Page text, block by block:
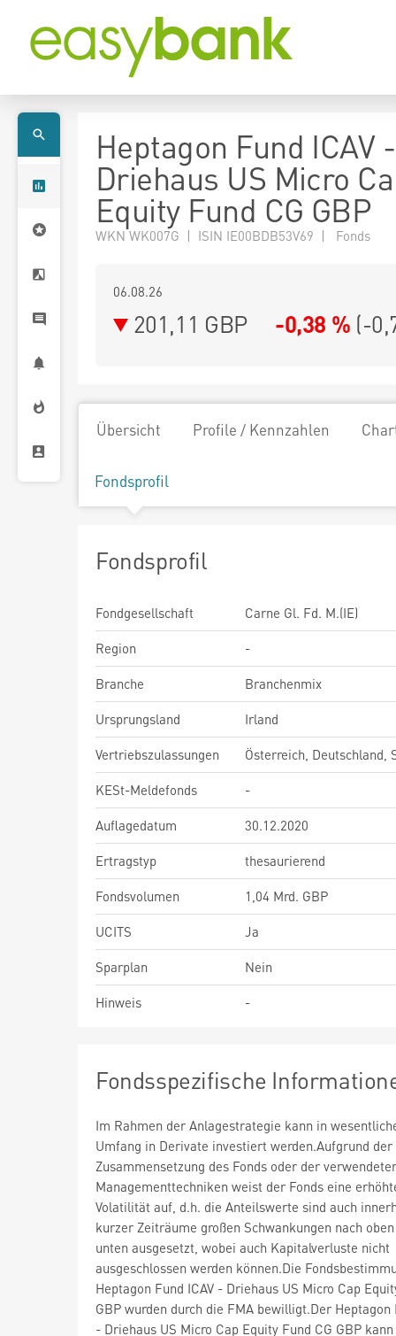
Heptagon Fund ICAV -
Driehaus US Micro
Equity Fund CG GBP
WKN WK007G | ISIN IE00BDB53V69 | Fonds
06.08.26
201,11 GBP -0,38 % (-
Übersicht Profile / Kennzahlen
Fondsprofil
Fondsprofil
Fondgesellschaft
Carne Gl. Fd. M.(IE)
Region
-
Branche
Branchenmix
Ursprungsland
Irland
Vertriebszulassungen
Österreich, Deutschland,
KESt-Meldefonds
-
Auflagedatum
30.12.2020
Ertragstyp
thesaurierend
Fondsvolumen
1,04 Mrd. GBP
UCITS
Ja
Sparplan
Nein
Hinweis
-
Fondsspezifische
Im Rahmen der Anlagestrategie kann in
Umfang in Derivate investiert werden.Aufgrund der
Zusammensetzung des Fonds oder der
Managementtechniken weist der Fonds eine
Volatilität auf, d.h. die Anteilswerte sind auch
kurzer Zeiträume großen Schwankungen nach
unten ausgesetzt, wobei auch Kapitalverluste nicht
ausgeschlossen werden können.Die
Heptagon Fund ICAV - Driehaus US Micro Cap
GBP wurden durch die FMA bewilligt.Der Heptagon
- Driehaus US Micro Cap Equity Fund CG GBP